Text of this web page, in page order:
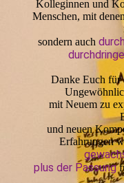
Kolleginnen und
Menschen, mit
sondern auch
Danke Euch
mit Neuem zu
und neuen
Erfahrungen
plus der Passung